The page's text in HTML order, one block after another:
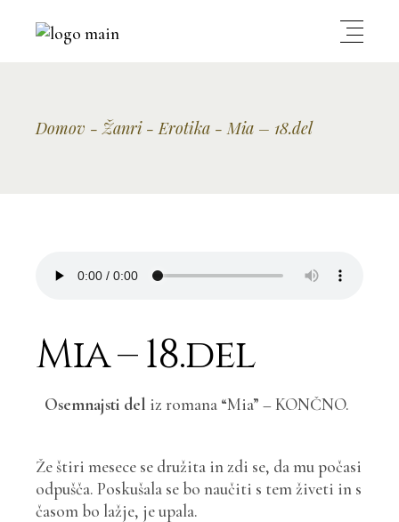
Domov Žanri Erotika Mia – 18.del
Mia – 18.del
Osemnajsti del iz romana “Mia” – KONČNO.
Že štiri mesece se družita in zdi se, da mu počasi
odpušča. Poskušala se bo naučiti s tem živeti in s
časom bo lažje, je upala.